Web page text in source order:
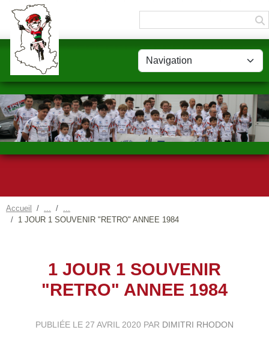
Accueil
1 JOUR 1 SOUVENIR "RETRO" ANNEE 1984
1 JOUR 1 SOUVENIR
"RETRO" ANNEE 1984
PUBLIÉE LE 27 AVRIL 2020 PAR DIMITRI RHODON
Panneau de gestion des cookies